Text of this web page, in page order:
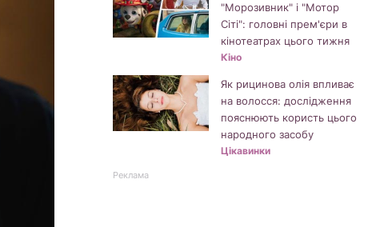
"Морозивник" і "Мотор
Сіті": головні прем'єри в
кінотеатрах цього тижня
Кіно
Як рицинова олія впливає
на волосся: дослідження
пояснюють користь цього
народного засобу
Цікавинки
Реклама